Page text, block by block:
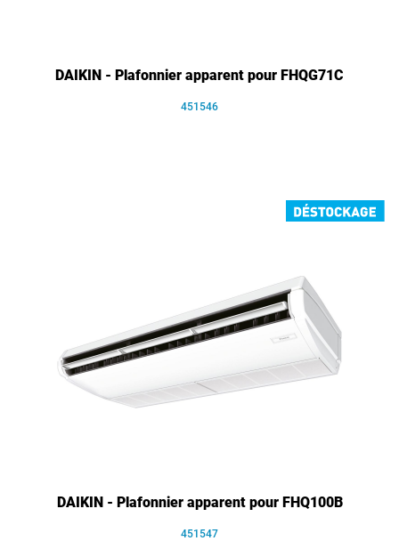
DAIKIN - Plafonnier apparent pour FHQG71C
451546
DAIKIN - Plafonnier apparent pour FHQ100B
451547